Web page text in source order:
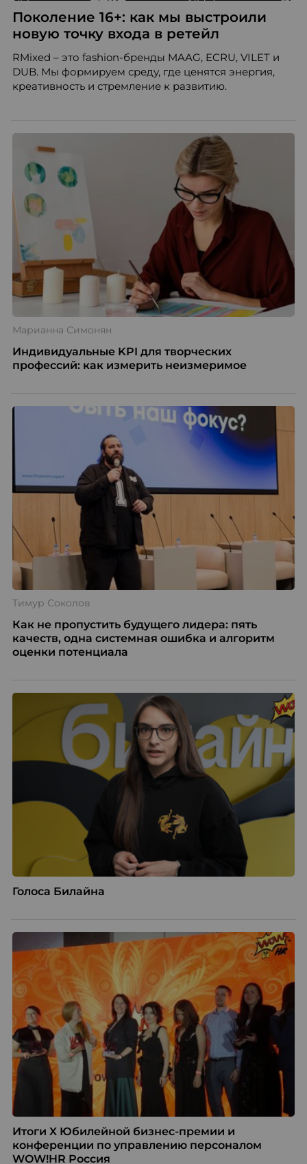
Поколение 16+: как мы выстроили
новую точку входа в ретейл
RMixed – это fashion-бренды MAAG, ECRU, VILET и
DUB. Мы формируем среду, где ценятся энергия,
креативность и стремление к развитию.
Марианна Симонян
Индивидуальные KPI для творческих
профессий: как измерить неизмеримое
Тимур Соколов
Как не пропустить будущего лидера: пять
качеств, одна системная ошибка и алгоритм
оценки потенциала
Голоса Билайна
Итоги X Юбилейной бизнес-премии и
конференции по управлению персоналом
WOW!HR Россия